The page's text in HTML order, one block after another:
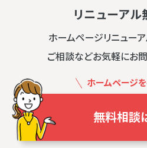
リニューア
ホームページリニュー
ご相談などお気軽にお
ホームページ
無料相談